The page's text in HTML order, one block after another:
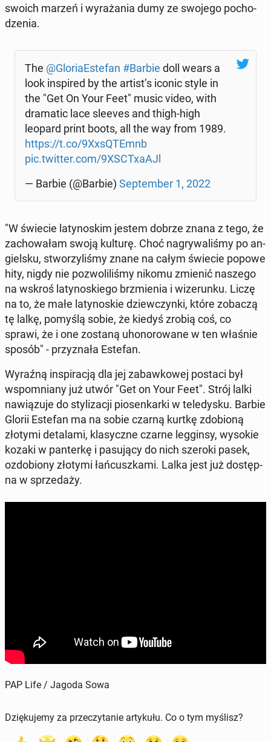
swoich marzeń i wy­ra­ża­nia dumy ze swojego po­cho­
dze­nia.
The @Glo­ria­Este­fan #Barbie doll wears a
look in­spi­red by the artist’s iconic style in
the "Get On Your Feet" music video, with
dra­ma­tic lace sleeves and thigh-high
leopard print boots, all the way from 1989.
https://t.co/9XxsQTEmnb
pic.twitter.com/9XSC­Txa­AJl
— Barbie (@Barbie) Sep­tem­ber 1, 2022
"W świecie la­ty­no­skim jestem dobrze znana z tego, że
za­cho­wa­łam swoją kulturę. Choć na­gry­wa­li­śmy po an­
giel­sku, stwo­rzy­li­śmy znane na całym świecie popowe
hity, nigdy nie po­zwo­li­li­śmy nikomu zmienić naszego
na wskroś la­ty­no­skie­go brzmie­nia i wi­ze­run­ku. Liczę
na to, że małe la­ty­no­skie dziew­czyn­ki, które zobaczą
tę lalkę, pomyślą sobie, że kiedyś zrobią coś, co
sprawi, że i one zostaną uho­no­ro­wa­ne w ten właśnie
sposób" - przy­zna­ła Estefan.
Wyraźną in­spi­ra­cją dla jej za­baw­ko­wej postaci był
wspo­mnia­ny już utwór "Get on Your Feet". Strój lalki
na­wią­zu­je do sty­li­za­cji pio­sen­kar­ki w te­le­dy­sku. Barbie
Glorii Estefan ma na sobie czarną kurtkę zdo­bio­ną
złotymi de­ta­la­mi, kla­sycz­ne czarne leg­gin­sy, wysokie
kozaki w pan­ter­kę i pa­su­ją­cy do nich szeroki pasek,
ozdo­bio­ny złotymi łań­cusz­ka­mi. Lalka jest już do­stęp­
na w sprze­da­ży.
PAP Life / Jagoda Sowa
Dziękujemy za przeczytanie artykułu. Co o tym myślisz?